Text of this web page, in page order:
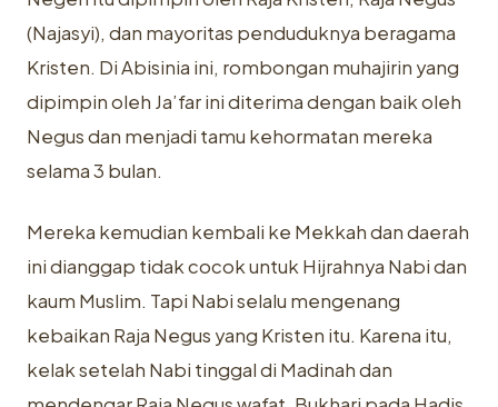
(Najasyi), dan mayoritas penduduknya beragama
Kristen. Di Abisinia ini, rombongan muhajirin yang
dipimpin oleh Ja’far ini diterima dengan baik oleh
Negus dan menjadi tamu kehormatan mereka
selama 3 bulan.
Mereka kemudian kembali ke Mekkah dan daerah
ini dianggap tidak cocok untuk Hijrahnya Nabi dan
kaum Muslim. Tapi Nabi selalu mengenang
kebaikan Raja Negus yang Kristen itu. Karena itu,
kelak setelah Nabi tinggal di Madinah dan